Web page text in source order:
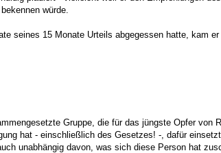
würde.
seines 15 Monate Urteils abgegessen hatte, kam
Gruppe, die für das jüngste Opfer
hat - einschließlich des Gesetzes! -, dafür
unabhängig davon, was sich diese Person hat